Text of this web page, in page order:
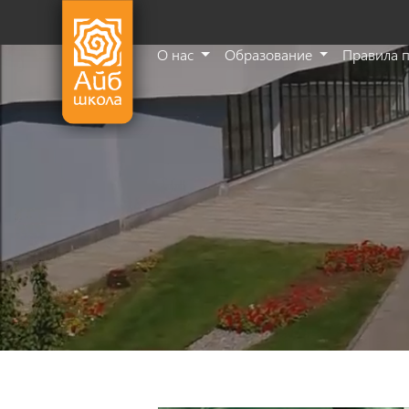
О нас Образование Правила